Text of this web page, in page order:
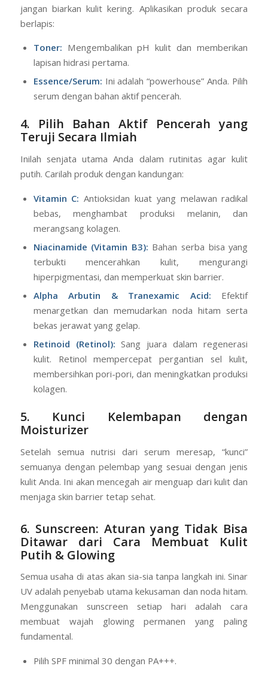
jangan biarkan kulit kering. Aplikasikan produk secara
berlapis:
Toner: Mengembalikan pH kulit dan memberikan
lapisan hidrasi pertama.
Essence/Serum: Ini adalah “powerhouse” Anda. Pilih
serum dengan bahan aktif pencerah.
4. Pilih Bahan Aktif Pencerah yang
Teruji Secara Ilmiah
Inilah senjata utama Anda dalam rutinitas agar kulit
putih. Carilah produk dengan kandungan:
Vitamin C: Antioksidan kuat yang melawan radikal
bebas, menghambat produksi melanin, dan
merangsang kolagen.
Niacinamide (Vitamin B3): Bahan serba bisa yang
terbukti mencerahkan kulit, mengurangi
hiperpigmentasi, dan memperkuat skin barrier.
Alpha Arbutin & Tranexamic Acid: Efektif
menargetkan dan memudarkan noda hitam serta
bekas jerawat yang gelap.
Retinoid (Retinol): Sang juara dalam regenerasi
kulit. Retinol mempercepat pergantian sel kulit,
membersihkan pori-pori, dan meningkatkan produksi
kolagen.
5. Kunci Kelembapan dengan
Moisturizer
Setelah semua nutrisi dari serum meresap, “kunci”
semuanya dengan pelembap yang sesuai dengan jenis
kulit Anda. Ini akan mencegah air menguap dari kulit dan
menjaga skin barrier tetap sehat.
6. Sunscreen: Aturan yang Tidak Bisa
Ditawardari Cara Membuat Kulit
Putih & Glowing
Semua usaha di atas akan sia-sia tanpa langkah ini. Sinar
UV adalah penyebab utama kekusaman dan noda hitam.
Menggunakan sunscreen setiap hari adalah cara
membuat wajah glowing permanen yang paling
fundamental.
Pilih SPF minimal 30 dengan PA+++.